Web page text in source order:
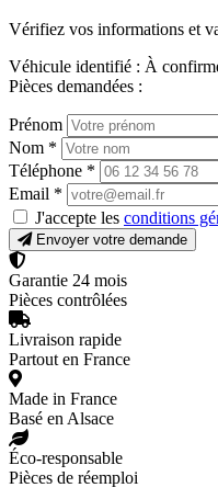
Vérifiez vos informations et
Véhicule identifié : À
Pièces demandées :
Prénom
Nom *
Téléphone *
Email *
J'accepte les conditions
Envoyer votre demande
Garantie 24 mois
Pièces contrôlées
Livraison rapide
Partout en France
Made in France
Basé en Alsace
Éco-responsable
Pièces de réemploi